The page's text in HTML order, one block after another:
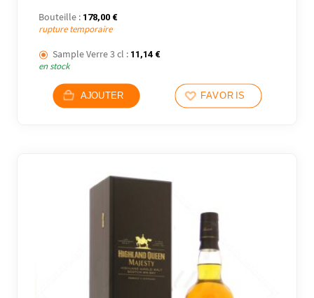
Bouteille : 178,00 €
rupture temporaire
Sample Verre 3 cl : 11,14 €
en stock
AJOUTER FAVORIS